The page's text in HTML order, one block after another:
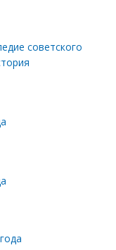
советского